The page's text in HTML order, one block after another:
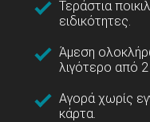
Τεράστια
ειδικότητες.
Άμεση
λιγότερο από
Αγορά χωρίς
κάρτα.